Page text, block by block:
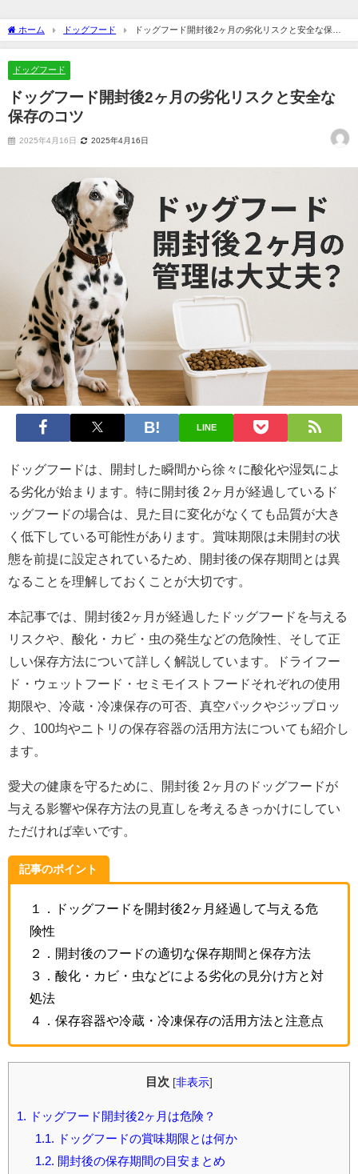
ホーム ドッグフード
ドッグフード開封後2ヶ月の劣化リスクと安全な保存
のコツ
ドッグフード
ドッグフード開封後2ヶ月の劣化リスクと安全な
保存のコツ
2025年4月16日 2025年4月16日
LINE
ドッグフードは、開封した瞬間から徐々に酸化や湿気によ
る劣化が始まります。特に開封後 2ヶ月が経過しているド
ッグフードの場合は、見た目に変化がなくても品質が大き
く低下している可能性があります。賞味期限は未開封の状
態を前提に設定されているため、開封後の保存期間とは異
なることを理解しておくことが大切です。
本記事では、開封後2ヶ月が経過したドッグフードを与える
リスクや、酸化・カビ・虫の発生などの危険性、そして正
しい保存方法について詳しく解説しています。ドライフー
ド・ウェットフード・セミモイストフードそれぞれの使用
期限や、冷蔵・冷凍保存の可否、真空パックやジップロッ
ク、100均やニトリの保存容器の活用方法についても紹介し
ます。
愛犬の健康を守るために、開封後 2ヶ月のドッグフードが
与える影響や保存方法の見直しを考えるきっかけにしてい
ただければ幸いです。
記事のポイント
１．ドッグフードを開封後2ヶ月経過して与える危
険性
２．開封後のフードの適切な保存期間と保存方法
３．酸化・カビ・虫などによる劣化の見分け方と対
処法
４．保存容器や冷蔵・冷凍保存の活用方法と注意点
目次 [非表示]
1. ドッグフード開封後2ヶ月は危険？
1.1. ドッグフードの賞味期限とは何か
1.2. 開封後の保存期間の目安まとめ